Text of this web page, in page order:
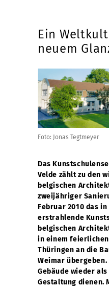
Ein
neuem
Foto: Jonas Tegtmeyer
Das
Velde zählt zu den
belgischen
zweijähriger
Februar 2010 das
erstrahlende
belgischen
in einem
Thüringen an die
Weimar
Gebäude wieder
Gestaltung dienen.